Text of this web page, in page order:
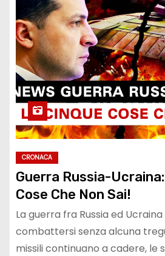
CRONACA
Guerra Russia-
Cose Che Non Sai!
La guerra fra Russia ed
combattersi senza alcuna
missili continuano a cadere, le